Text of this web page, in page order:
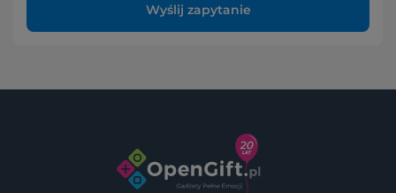
Wyślij zapytanie